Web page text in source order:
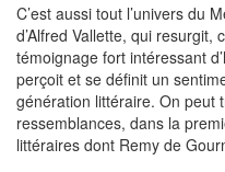
C’est aussi tout l’univers du
d’Alfred Vallette, qui resurgit,
témoignage fort intéressant
perçoit et se définit un
génération littéraire. On peut
ressemblances, dans la
littéraires dont Remy de